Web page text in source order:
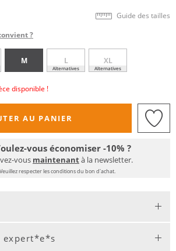
Guide des tailles
?
M L
Alternatives
XL
Alternatives
disponible !
AU PANIER
vous économiser -10% ?
vous maintenantà la newsletter.
Veuillez respecter les conditions du bon d'achat.
expert*e*s